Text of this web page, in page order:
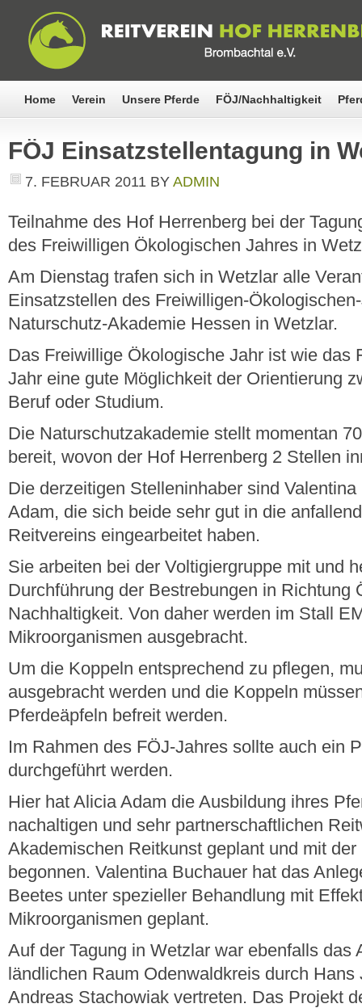
Home Verein Unsere Pferde FÖJ/Nachhaltigkeit
FÖJ Einsatzstellentagung in
7. FEBRUAR 2011 BY ADMIN
Teilnahme des Hof Herrenberg bei der
des Freiwilligen Ökologischen Jahres in
Am Dienstag trafen sich in Wetzlar alle
Einsatzstellen des Freiwilligen-
Naturschutz-Akademie Hessen in Wetzlar.
Das Freiwillige Ökologische Jahr ist wie das
Jahr eine gute Möglichkeit der Orientierung
Beruf oder Studium.
Die Naturschutzakademie stellt momentan
bereit, wovon der Hof Herrenberg 2 Stellen
Die derzeitigen Stelleninhaber sind
Adam, die sich beide sehr gut in die
Reitvereins eingearbeitet haben.
Sie arbeiten bei der Voltigiergruppe mit und
Durchführung der Bestrebungen in Richtung
Nachhaltigkeit. Von daher werden im Stall
Mikroorganismen ausgebracht.
Um die Koppeln entsprechend zu pflegen,
ausgebracht werden und die Koppeln
Pferdeäpfeln befreit werden.
Im Rahmen des FÖJ-Jahres sollte auch ein
durchgeführt werden.
Hier hat Alicia Adam die Ausbildung ihres
nachaltigen und sehr partnerschaftlichen
Akademischen Reitkunst geplant und mit
begonnen. Valentina Buchauer hat das
Beetes unter spezieller Behandlung mit
Mikroorganismen geplant.
Auf der Tagung in Wetzlar war ebenfalls das
ländlichen Raum Odenwaldkreis durch Hans
Andreas Stachowiak vertreten. Das Projekt